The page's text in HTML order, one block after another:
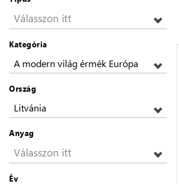
Válasszon itt
Kategória
A modern világ érmék Európa
Ország
Litvánia
Anyag
Válasszon itt
Év